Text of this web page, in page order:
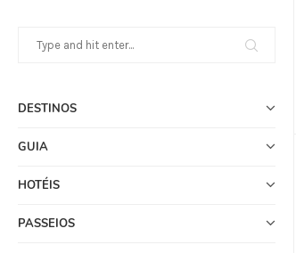
DESTINOS
GUIA
HOTÉIS
PASSEIOS